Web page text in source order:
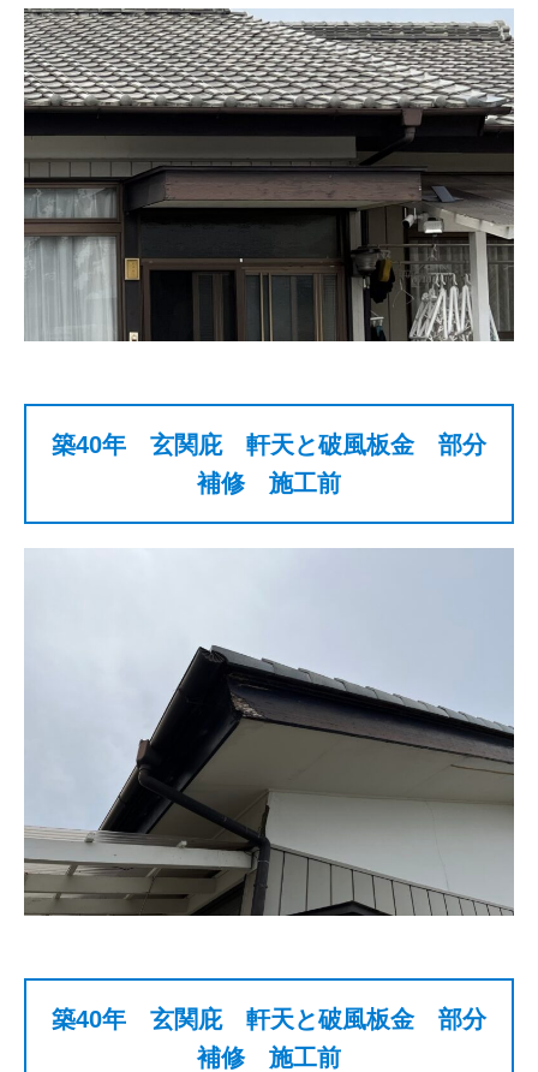
築40年 玄関庇 軒天と破風板金 部分
補修 施工前
築40年 玄関庇 軒天と破風板金 部分
補修 施工前